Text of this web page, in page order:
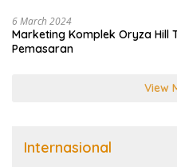
6 March 2024
Marketing Komplek Oryza Hill
Pemasaran
View
Internasional